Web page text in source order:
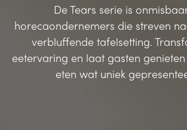
De Tears serie is
horecaondernemers die streven
verbluffende tafelsetting.
eetervaring en laat gasten genieten
eten wat uniek